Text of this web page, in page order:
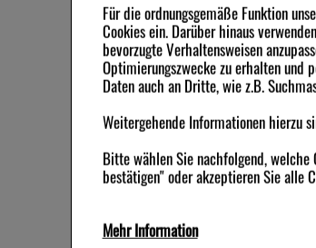
Für die ordnungsgemäße Funktion
Cookies ein. Darüber hinaus
bevorzugte Verhaltensweisen
Optimierungszwecke zu erhalten und
Daten auch an Dritte, wie z.B.
Weitergehende Informationen hierzu
Bitte wählen Sie nachfolgend,
bestätigen" oder akzeptieren Sie alle
Mehr Information
Haut-, Körperpflege
Andere Kunden
DR.HAUSCHKA Gesichtstonikum DR.HAUSCHKA Rosen
-32,5%